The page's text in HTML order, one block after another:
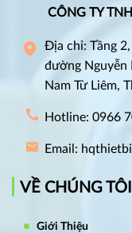
CÔNG TY
Địa chỉ: Tầng
đường Nguyễn
Nam Từ Liêm,
Hotline: 0966
Email:
VỀ CHÚNG TÔI
Giới Thiệu